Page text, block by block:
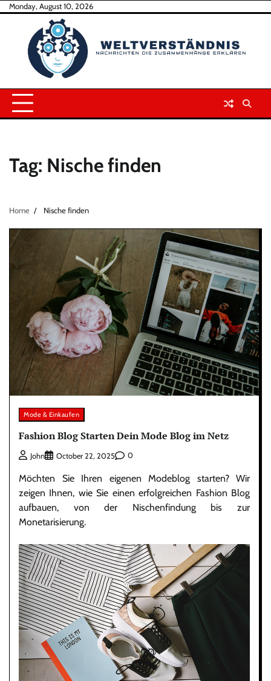
SkipMonday, August 10, 2026
Tag: Nische finden
Home Nische finden
Mode & Einkaufen
Fashion Blog Starten Dein Mode Blog im Netz
John October 22, 2025 0
Möchten Sie Ihren eigenen Modeblog starten? Wir
zeigen Ihnen, wie Sie einen erfolgreichen Fashion Blog
aufbauen, von der Nischenfindung bis zur
Monetarisierung.